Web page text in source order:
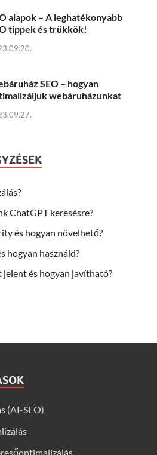
alapok – A leghatékonyabb
tippek és trükkök!
SEO – hogyan
webáruházunkat
ChatGPT keresésre?
és hogyan növelhető?
hogyan használd?
és hogyan javítható?
(AI-SEO)